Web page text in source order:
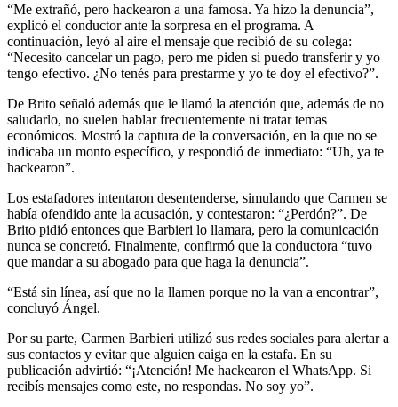
“Me extrañó, pero hackearon a una famosa. Ya hizo la denuncia”,
explicó el conductor ante la sorpresa en el programa. A
continuación, leyó al aire el mensaje que recibió de su colega:
“Necesito cancelar un pago, pero me piden si puedo transferir y yo
tengo efectivo. ¿No tenés para prestarme y yo te doy el efectivo?”.
De Brito señaló además que le llamó la atención que, además de no
saludarlo, no suelen hablar frecuentemente ni tratar temas
económicos. Mostró la captura de la conversación, en la que no se
indicaba un monto específico, y respondió de inmediato: “Uh, ya te
hackearon”.
Los estafadores intentaron desentenderse, simulando que Carmen se
había ofendido ante la acusación, y contestaron: “¿Perdón?”. De
Brito pidió entonces que Barbieri lo llamara, pero la comunicación
nunca se concretó. Finalmente, confirmó que la conductora “tuvo
que mandar a su abogado para que haga la denuncia”.
“Está sin línea, así que no la llamen porque no la van a encontrar”,
concluyó Ángel.
Por su parte, Carmen Barbieri utilizó sus redes sociales para alertar a
sus contactos y evitar que alguien caiga en la estafa. En su
publicación advirtió: “¡Atención! Me hackearon el WhatsApp. Si
recibís mensajes como este, no respondas. No soy yo”.